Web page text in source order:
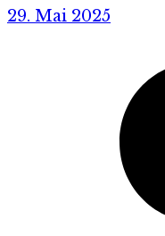
29. Mai 2025